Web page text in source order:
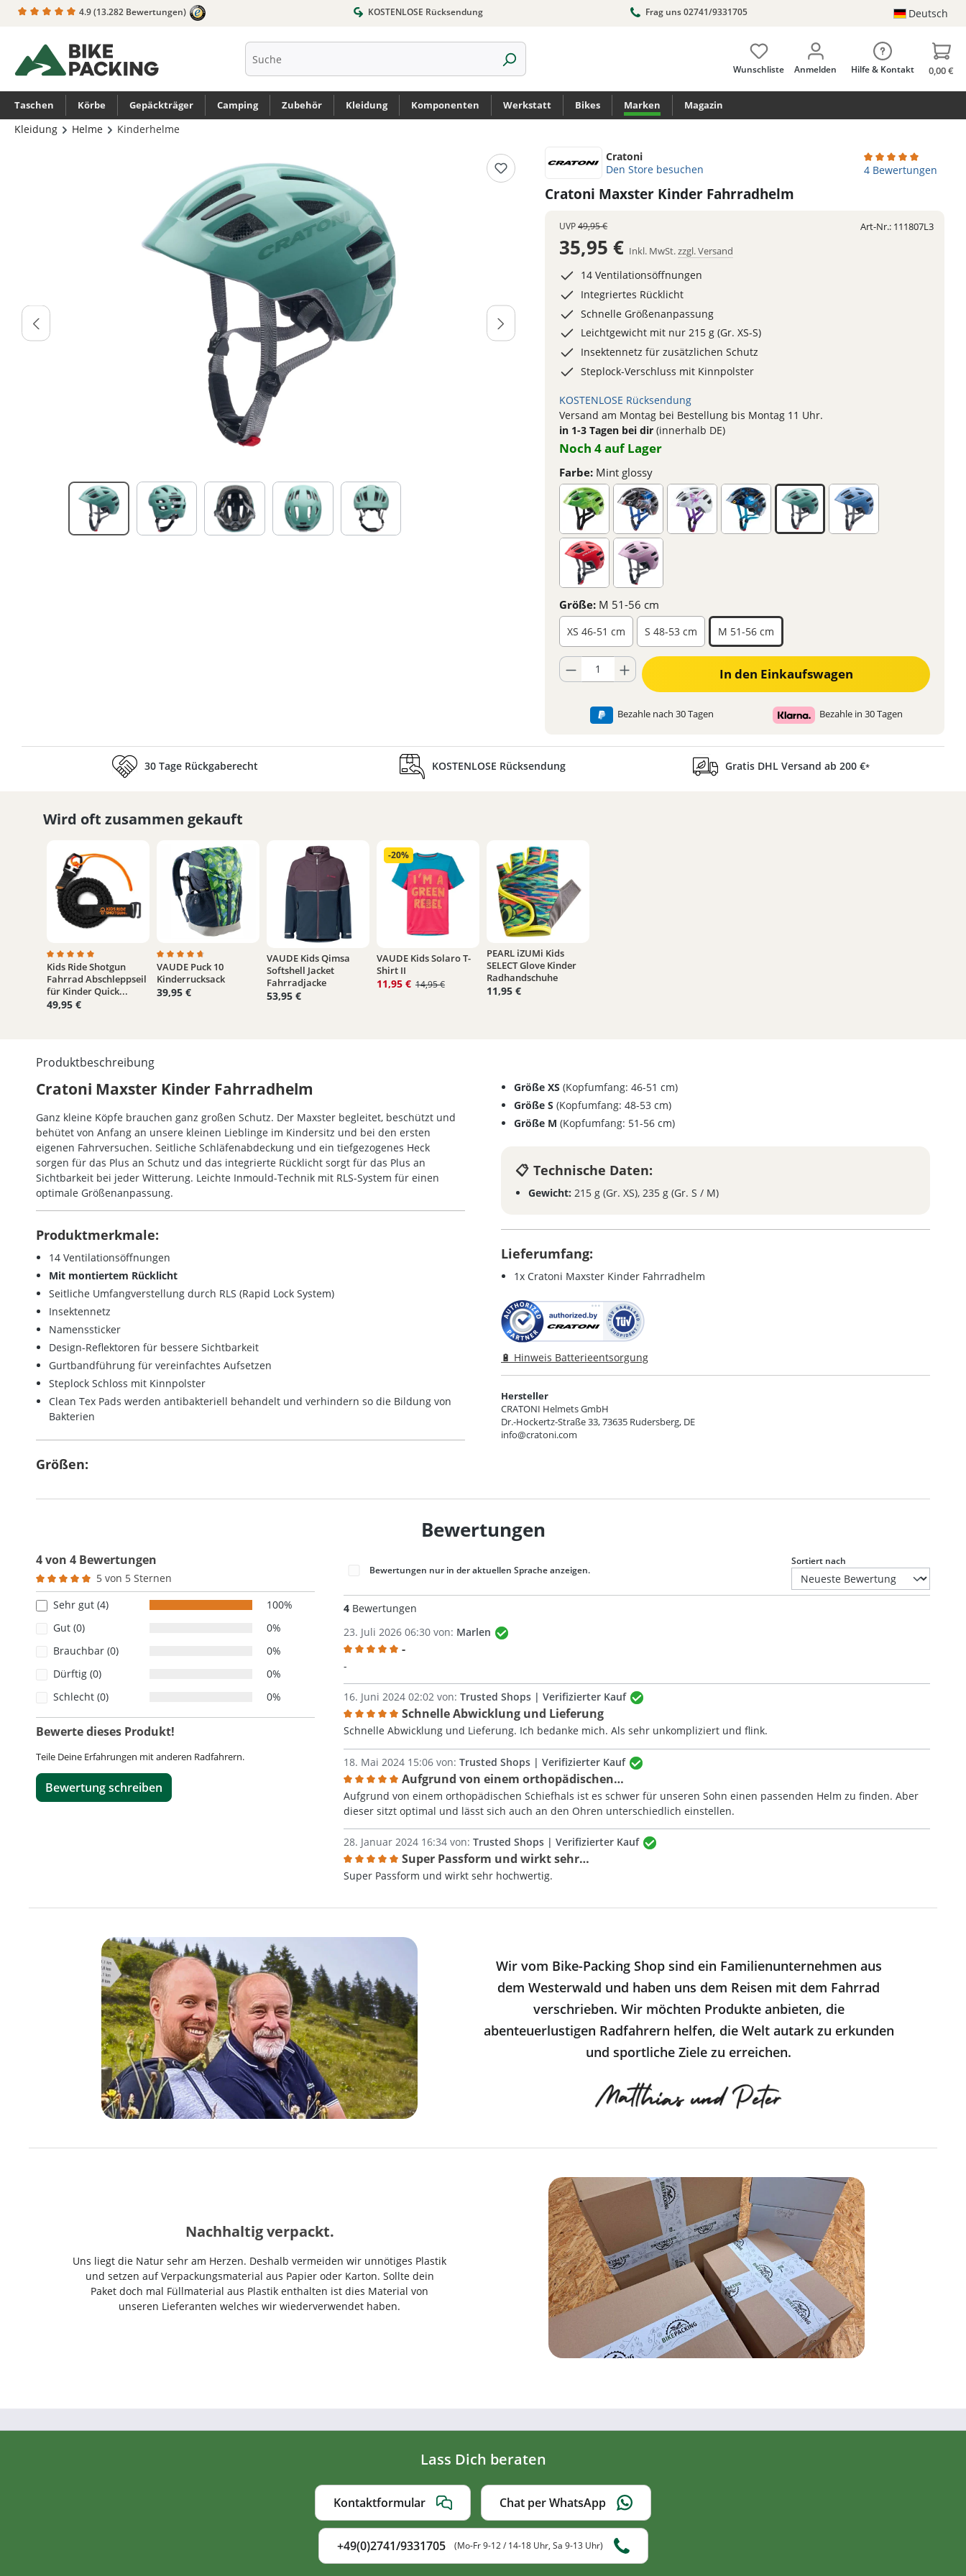
Zur Hauptnavigation springen
4.9(13.282 Bewertungen) KOSTENLOSE Rücksendung Frag uns 02741/9331705 Deutsch
Wunschliste Anmelden Hilfe & Kontakt 0,00 €
Taschen Körbe Gepäckträger Camping Zubehör Kleidung Komponenten Werkstatt Bikes Marken Magazin
Kleidung Helme
Kinderhelme
Cratoni
Den Store besuchen
Cratoni Maxster Kinder Fahrradhelm
Durchschnittliche
4 Bewertungen
UVP49,95 €
35,95 € Inkl. MwSt.zzgl. Versand
14 Ventilationsöffnungen
Integriertes Rücklicht
Schnelle Größenanpassung
Leichtgewicht mit nur 215 g (Gr. XS-S)
Insektennetz für zusätzlichen Schutz
Steplock-Verschluss mit Kinnpolster
KOSTENLOSE Rücksendung
Versand am Montag bei Bestellung bis Montag 11 Uhr.
in 1-3 Tagen bei dir (innerhalb DE)
Noch 4 auf Lager
Farbe: Mint glossy
Größe: M 51-56 cm
XS 46-51 cm S 48-53 cm M 51-56 cm
Produkt Anzahl: Gib den gewünschten Wert ein oder benutze die Schaltflächen um die Anzahl zu
In den Einkaufswagen
Bezahle nach 30 Tagen Bezahle in 30 Tagen
Art-Nr.: 111807L3
30 Tage Rückgaberecht KOSTENLOSE Rücksendung Gratis DHL Versand ab 200 €*
Wird oft zusammen gekauft
Durchschnittliche Bewertung von 5 von 5 Sternen
Kids Ride Shotgun
Fahrrad Abschleppseil
für Kinder Quick...
49,95 €
Durchschnittliche Bewertung von 4.8 von 5 Sternen
VAUDE Puck 10
Kinderrucksack
39,95 €
VAUDE Kids Qimsa
Softshell Jacket
Fahrradjacke
53,95 €
VAUDE Kids Solaro T-
Shirt II
11,95 € 14,95 €
-20%
PEARL iZUMi Kids
SELECT Glove Kinder
Radhandschuhe
11,95 €
Produktbeschreibung
Cratoni Maxster Kinder Fahrradhelm
Ganz kleine Köpfe brauchen ganz großen Schutz. Der Maxster begleitet, beschützt und
behütet von Anfang an unsere kleinen Lieblinge im Kindersitz und bei den ersten
eigenen Fahrversuchen. Seitliche Schläfenabdeckung und ein tiefgezogenes Heck
sorgen für das Plus an Schutz und das integrierte Rücklicht sorgt für das Plus an
Sichtbarkeit bei jeder Witterung. Leichte Inmould-Technik mit RLS-System für einen
optimale Größenanpassung.
Produktmerkmale:
14 Ventilationsöffnungen
Mit montiertem Rücklicht
Seitliche Umfangverstellung durch RLS (Rapid Lock System)
Insektennetz
Namenssticker
Design-Reflektoren für bessere Sichtbarkeit
Gurtbandführung für vereinfachtes Aufsetzen
Steplock Schloss mit Kinnpolster
Clean Tex Pads werden antibakteriell behandelt und verhindern so die Bildung von
Bakterien
Größen:
Größe XS (Kopfumfang: 46-51 cm)
Größe S (Kopfumfang: 48-53 cm)
Größe M (Kopfumfang: 51-56 cm)
Technische Daten:
Gewicht: 215 g (Gr. XS), 235 g (Gr. S / M)
Lieferumfang:
1x Cratoni Maxster Kinder Fahrradhelm
🔋 Hinweis Batterieentsorgung
Hersteller
CRATONI Helmets GmbH
Dr.-Hockertz-Straße 33, 73635 Rudersberg, DE
info@cratoni.com
Bewertungen
4 von 4 Bewertungen
Durchschnittliche Bewertung von 5 von 5 Sternen
5 von 5 Sternen
Sehr gut (4)
100%
Gut (0)
0%
Brauchbar (0)
0%
Dürftig (0)
0%
Schlecht (0)
0%
Bewerte dieses Produkt!
Teile Deine Erfahrungen mit anderen Radfahrern.
Bewertung schreiben
Bewertungen nur in der aktuellen Sprache anzeigen.
Sortiert nach
4 Bewertungen
23. Juli 2026 06:30 von: Marlen
-
-
16. Juni 2024 02:02 von: Trusted Shops | Verifizierter Kauf
Bewertung mit 5 von 5 Sternen
Schnelle Abwicklung und Lieferung
Schnelle Abwicklung und Lieferung. Ich bedanke mich. Als sehr unkompliziert und flink.
18. Mai 2024 15:06 von: Trusted Shops | Verifizierter Kauf
Bewertung mit 5 von 5 Sternen
Aufgrund von einem orthopädischen…
Aufgrund von einem orthopädischen Schiefhals ist es schwer für unseren Sohn einen passenden Helm zu finden. Aber
dieser sitzt optimal und lässt sich auch an den Ohren unterschiedlich einstellen.
28. Januar 2024 16:34 von: Trusted Shops | Verifizierter Kauf
Bewertung mit 5 von 5 Sternen
Super Passform und wirkt sehr…
Super Passform und wirkt sehr hochwertig.
Wir vom Bike-Packing Shop sind ein Familienunternehmen aus
dem Westerwald und haben uns dem Reisen mit dem Fahrrad
verschrieben. Wir möchten Produkte anbieten, die
abenteuerlustigen Radfahrern helfen, die Welt autark zu erkunden
und sportliche Ziele zu erreichen.
Nachhaltig verpackt.
Uns liegt die Natur sehr am Herzen. Deshalb vermeiden wir unnötiges Plastik
und setzen auf Verpackungsmaterial aus Papier oder Karton. Sollte dein
Paket doch mal Füllmaterial aus Plastik enthalten ist dies Material von
unseren Lieferanten welches wir wiederverwendet haben.
Lass Dich beraten
Kontaktformular Chat per WhatsApp
+49(0)2741/9331705 (Mo-Fr 9-12 / 14-18 Uhr, Sa 9-13 Uhr)